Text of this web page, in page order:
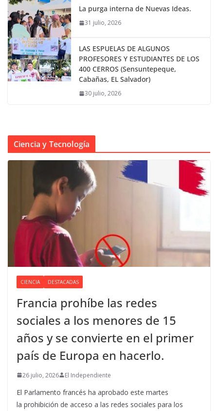
La purga interna de Nuevas Ideas.
31 julio, 2026
LAS ESPUELAS DE ALGUNOS
PROFESORES Y ESTUDIANTES DE LOS
400 CERROS (Sensuntepeque,
Cabañas, EL Salvador)
30 julio, 2026
Ciencia y Tecnología
CIENCIA DESTACADAS
Francia prohíbe las redes
sociales a los menores de 15
años y se convierte en el primer
país de Europa en hacerlo.
26 julio, 2026 El Independiente
El Parlamento francés ha aprobado este martes
la prohibición de acceso a las redes sociales para los